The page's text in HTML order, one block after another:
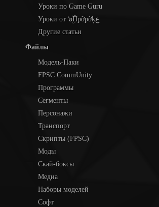
Уроки по Game Guru
Уроки от ๖ۣۜПpỡpờķع
Другие статьи
Файлы
Модель-Паки
FPSC CommUnity
Программы
Сегменты
Персонажи
Транспорт
Скрипты (FPSC)
Моды
Скай-боксы
Медиа
Наборы моделей
Софт